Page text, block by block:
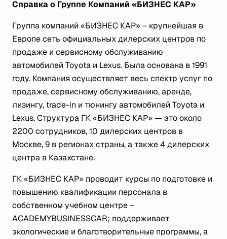
Справка о Группе Компаний «БИЗНЕС КАР»
Группа компаний «БИЗНЕС КАР» – крупнейшая в
Европе сеть официальных дилерских центров по
продаже и сервисному обслуживанию
автомобилей Toyota и Lexus. Была основана в 1991
году. Компания осуществляет весь спектр услуг по
продаже, сервисному обслуживанию, аренде,
лизингу, trade-in и тюнингу автомобилей Toyota и
Lexus. Структура ГК «БИЗНЕС КАР» — это около
2200 сотрудников, 10 дилерских центров в
Москве, 9 в регионах страны, а также 4 дилерских
центра в Казахстане.
ГК «БИЗНЕС КАР» проводит курсы по подготовке и
повышению квалификации персонала в
собственном учебном центре –
ACADEMYBUSINESSCAR; поддерживает
экологические и благотворительные программы, а